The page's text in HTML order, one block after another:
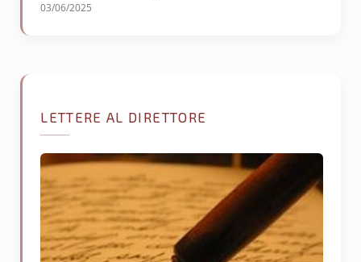
03/06/2025
LETTERE AL DIRETTORE